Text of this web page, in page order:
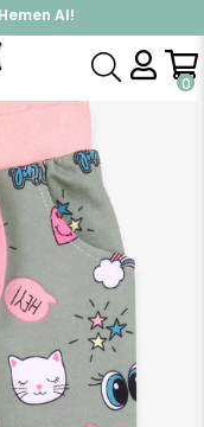
Al!
Üye Ol!
0
Kız Çocuk Eşofman Altı Parti Temalı Mint Yeşili (2 Yaş)